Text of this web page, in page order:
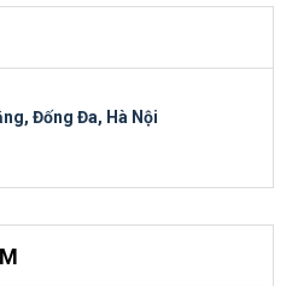
Đống Đa, Hà Nội